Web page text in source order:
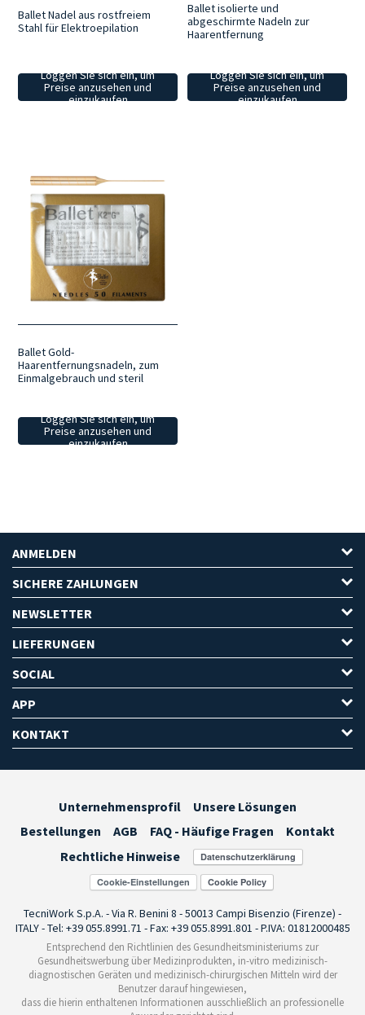
Ballet Nadel aus rostfreiem
Stahl für Elektroepilation
Loggen Sie sich ein, um
Preise anzusehen und
einzukaufen
Ballet isolierte und
abgeschirmte Nadeln zur
Haarentfernung
Loggen Sie sich ein, um
Preise anzusehen und
einzukaufen
Ballet Gold-
Haarentfernungsnadeln, zum
Einmalgebrauch und steril
Loggen Sie sich ein, um
Preise anzusehen und
einzukaufen
ANMELDEN
SICHERE ZAHLUNGEN
NEWSLETTER
LIEFERUNGEN
SOCIAL
APP
KONTAKT
Unternehmensprofil
Unsere Lösungen
Bestellungen
AGB FAQ - Häufige Fragen
Kontakt
Rechtliche Hinweise
Cookie-Einstellungen
TecniWork S.p.A. - Via R. Benini 8 - 50013 Campi Bisenzio (Firenze) -
ITALY - Tel: +39 055.8991.71 - Fax: +39 055.8991.801 - P.IVA: 01812000485
Entsprechend den Richtlinien des Gesundheitsministeriums zur
Gesundheitswerbung über Medizinprodukten, in-vitro medizinisch-
diagnostischen Geräten und medizinisch-chirurgischen Mitteln wird der
Benutzer darauf hingewiesen,
dass die hierin enthaltenen Informationen ausschließlich an professionelle